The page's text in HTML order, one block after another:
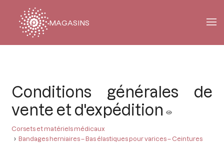
MAGASINS
Conditions générales de
vente et d'expédition
Corsets et matériels médicaux
Bandages herniaires – Bas élastiques pour varices – Ceintures